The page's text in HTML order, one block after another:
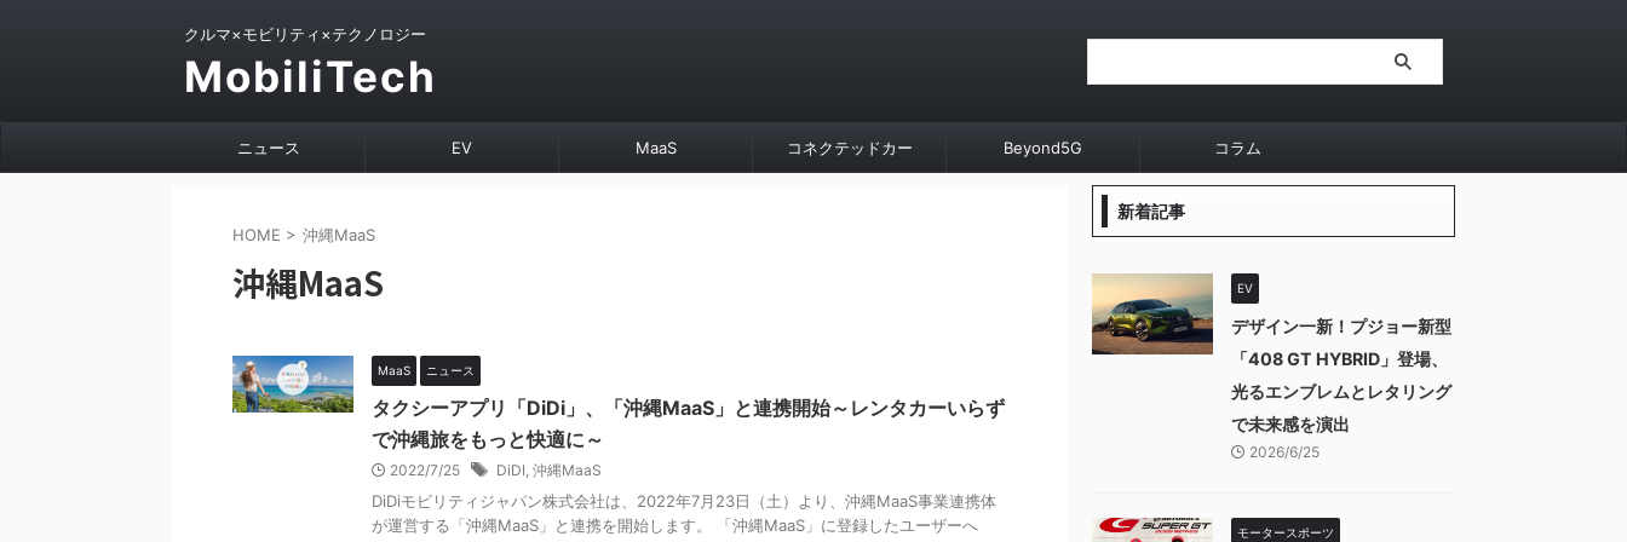
クルマ×モビリティ×テクノロジー
MobiliTech
ニュース EV MaaS コネクテッドカー Beyond5G コラム
HOME > 沖縄MaaS
沖縄MaaS
MaaS ニュース
タクシーアプリ「DiDi」、「沖縄MaaS」と連携開始～レンタカーいらず
で沖縄旅をもっと快適に～
2022/7/25 DiDI, 沖縄MaaS
DiDiモビリティジャパン株式会社は、2022年7月23日（土）より、沖縄MaaS事業連携体
が運営する「沖縄MaaS」と連携を開始します。 「沖縄MaaS」に登録したユーザーへ
新着記事
EV
デザイン一新！プジョー新型
「408 GT HYBRID」登場、
光るエンブレムとレタリング
で未来感を演出
2026/6/25
モータースポーツ